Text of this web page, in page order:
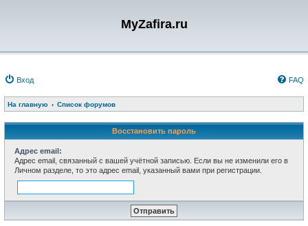
MyZafira.ru
Вход FAQ
На главную Список форумов
Восстановить пароль
Адрес email:
Адрес email, связанный с вашей учётной записью. Если вы не изменили его в
Личном разделе, то это адрес email, указанный вами при регистрации.